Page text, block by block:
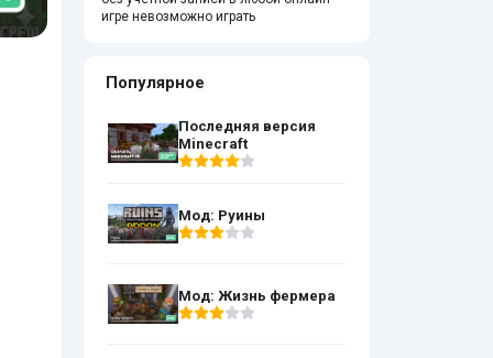
игре невозможно играть
Популярное
Последняя версия
Minecraft
Мод: Руины
Мод: Жизнь фермера